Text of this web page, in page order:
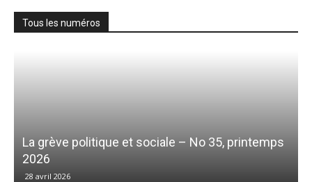
Tous les numéros
La grève politique et sociale – No 35, printemps
2026
28 avril 2026